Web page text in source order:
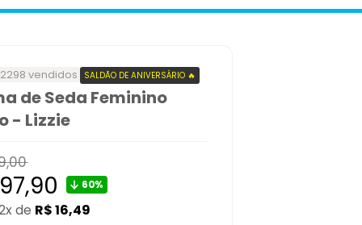
vendidos SALDÃO DE ANIVERSÁRIO 🔥
de Seda Feminino
- Lizzie
60%
de R$ 16,49